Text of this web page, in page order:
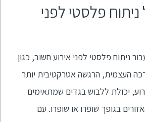
פלסטי לפני
ניתוח פלסטי לפני אירוע חשוב, כגון
העצמית, הרגשה אטרקטיבית יותר
יכולת ללבוש בגדים שמתאימים
בגופך שופרו או שופרו. עם